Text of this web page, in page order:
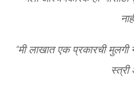
“मी लाखात एक प्रकारची मुलगी
स्त्री